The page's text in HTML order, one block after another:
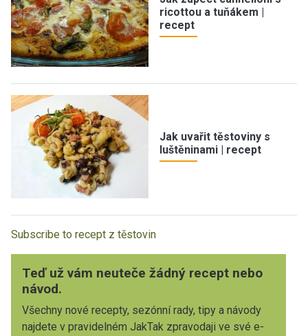
ricottou a tuňákem |
recept
Jak uvařit těstoviny s
luštěninami | recept
Subscribe to recept z těstovin
Teď už vám neuteče žádný recept nebo
návod.
Všechny nové recepty, sezónní rady, tipy a návody
najdete v pravidelném JakTak zpravodaji ve své e-